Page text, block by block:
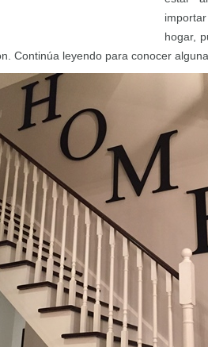
hogar,
Continúa leyendo para conocer